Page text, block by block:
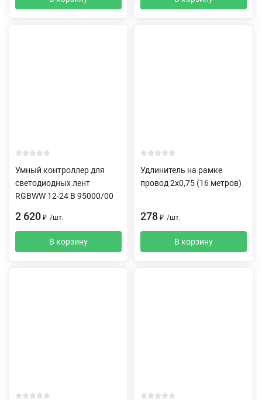
Умный контроллер для
светодиодных лент
RGBWW 12-24 В 95000/00
2 620 ₽ /шт.
В корзину
Удлинитель на рамке
провод 2х0,75 (16 метров)
278 ₽ /шт.
В корзину